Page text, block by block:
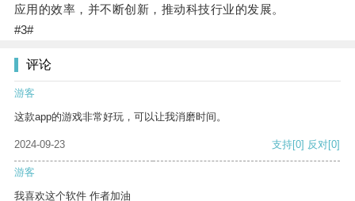
应用的效率，并不断创新，推动科技行业的发展。
#3#
评论
游客
这款app的游戏非常好玩，可以让我消磨时间。
2024-09-23 支持[0] 反对[0]
游客
我喜欢这个软件 作者加油